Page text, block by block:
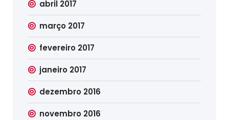
abril 2017
março 2017
fevereiro 2017
janeiro 2017
dezembro 2016
novembro 2016